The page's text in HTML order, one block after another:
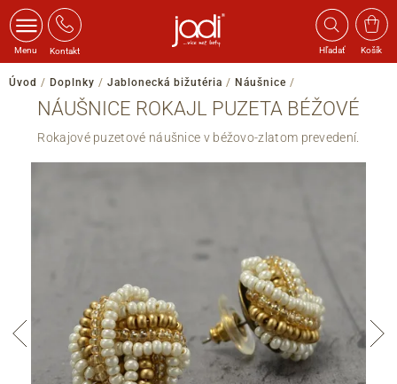
Menu Kontakt Hľadať Košík
Úvod / Doplnky / Jablonecká bižutéria / Náušnice /
NÁUŠNICE ROKAJL PUZETA BÉŽOVÉ
Rokajové puzetové náušnice v béžovo-zlatom prevedení.